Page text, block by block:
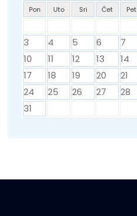
Pon Uto Sri Čet Pet
3
4 5 6 7
10
11 12 13 14
17
18 19 20 21
24
25 26 27 28
31